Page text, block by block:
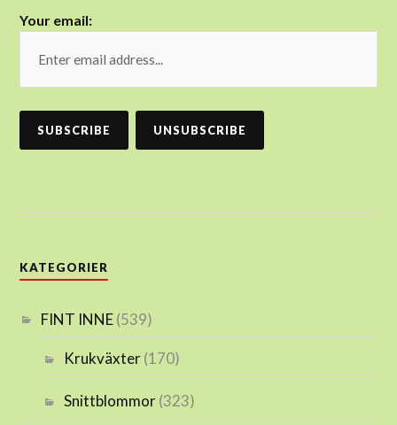
Your email:
KATEGORIER
FINT INNE(539)
Krukväxter(170)
Snittblommor(323)